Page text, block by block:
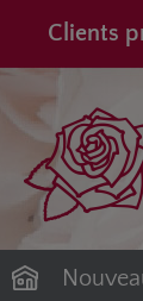
Passer
Clients